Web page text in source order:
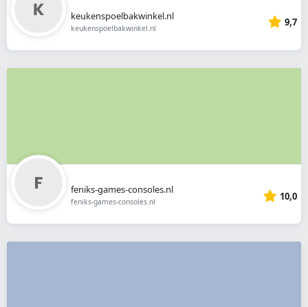
keukenspoelbakwinkel.nl
keukenspoelbakwinkel.nl 9,7
feniks-games-consoles.nl
feniks-games-consoles.nl 10,0